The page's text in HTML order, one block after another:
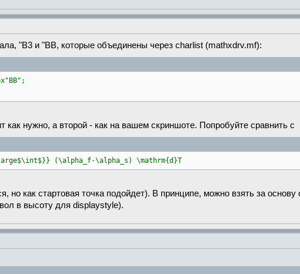
}
}
6mu\intop}
}
"B3 и "BB, которые объединены через charlist (mathxdrv.mf):
нужно, а второй - как на вашем скриншоте. Попробуйте сравнить с
(\alpha_f-\alpha_s) \mathrm{d}T
но как стартовая точка подойдет). В принципе, можно взять за
в высоту для displaystyle).